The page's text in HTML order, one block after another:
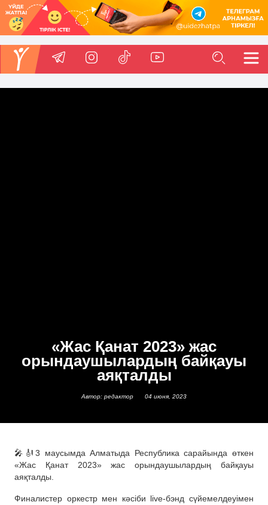
«Жас Қанат 2023» жас
орындаушылардың байқауы
аяқталды
Автор: редактор 04 июня, 2023
🎤🎻3 маусымда Алматыда Республика сарайында өткен
«Жас Қанат 2023» жас орындаушылардың байқауы
аяқталды.
Финалистер оркестр мен кәсіби live-бэнд сүйемелдеуімен